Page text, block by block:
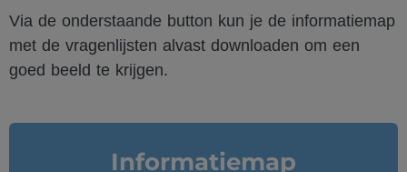
Via de onderstaande button kun je de informatiemap
met de vragenlijsten alvast downloaden om een
goed beeld te krijgen.
Informatiemap